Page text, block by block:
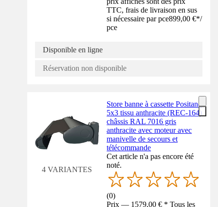
TTC, frais de livraison en sus
si nécessaire par pce899,00 €*/
pce
Disponible en ligne
Réservation non disponible
4 VARIANTES
Store banne à cassette Positano
5x3 tissu anthracite (REC-164)
châssis RAL 7016 gris
anthracite avec moteur avec
manivelle de secours et
télécommande
Cet article n'a pas encore été
noté.
(0)
Prix — 1579,00 € * Tous les